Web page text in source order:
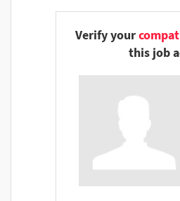
Verify your
this job